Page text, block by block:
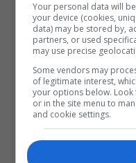
Kontrabandim Me
Your personal data will
your device (cookies,
data) may be stored by,
partners, or used
may use precise
Some vendors may
of legitimate interest,
your options below.
or in the site menu to
and cookie settings.